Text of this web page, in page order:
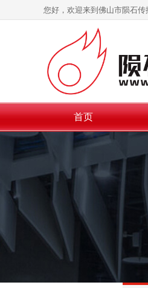
您好，欢迎来到佛山市陨石传
首页